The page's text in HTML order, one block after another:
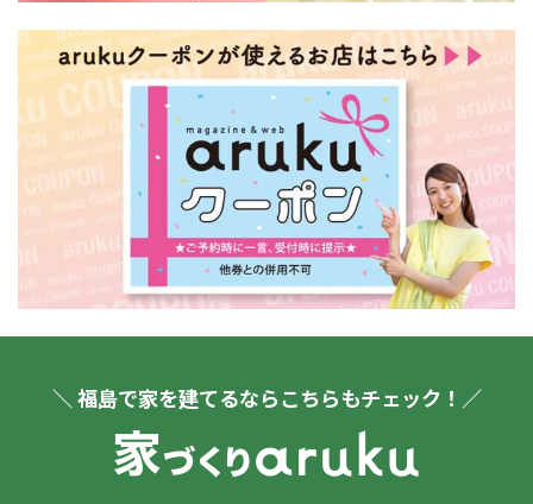
＼ 福島で家を建てるならこちらもチェック！／